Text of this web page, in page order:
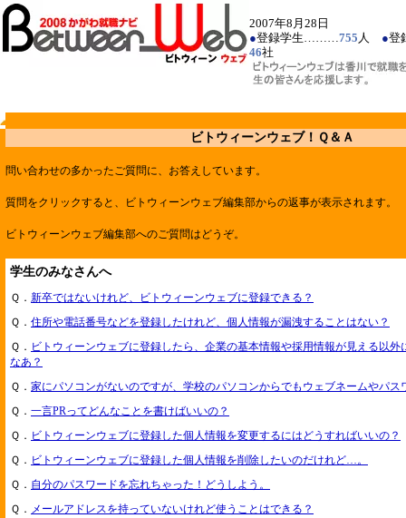
2007年8月28日
●登録学生………755 人 ●登
46社
ビトウィーンウェブ！Ｑ＆Ａ
問い合わせの多かったご質問に、お答えしています。
質問をクリックすると、ビトウィーンウェブ編集部からの返事が表示されます。
ビトウィーンウェブ編集部へのご質問はどうぞ。
学生のみなさんへ
Ｑ． 新卒ではないけれど、ビトウィーンウェブに登録できる？
Ｑ． 住所や電話番号などを登録したけれど、個人情報が漏洩することはない？
Ｑ． ビトウィーンウェブに登録したら、企業の基本情報や採用情報が見える以外
なあ？
Ｑ． 家にパソコンがないのですが、学校のパソコンからでもウェブネームやパス
Ｑ． 一言PRってどんなことを書けばいいの？
Ｑ． ビトウィーンウェブに登録した個人情報を変更するにはどうすればいいの？
Ｑ． ビトウィーンウェブに登録した個人情報を削除したいのだけれど…。
Ｑ． 自分のパスワードを忘れちゃった！どうしよう。
Ｑ． メールアドレスを持っていないけれど使うことはできる？